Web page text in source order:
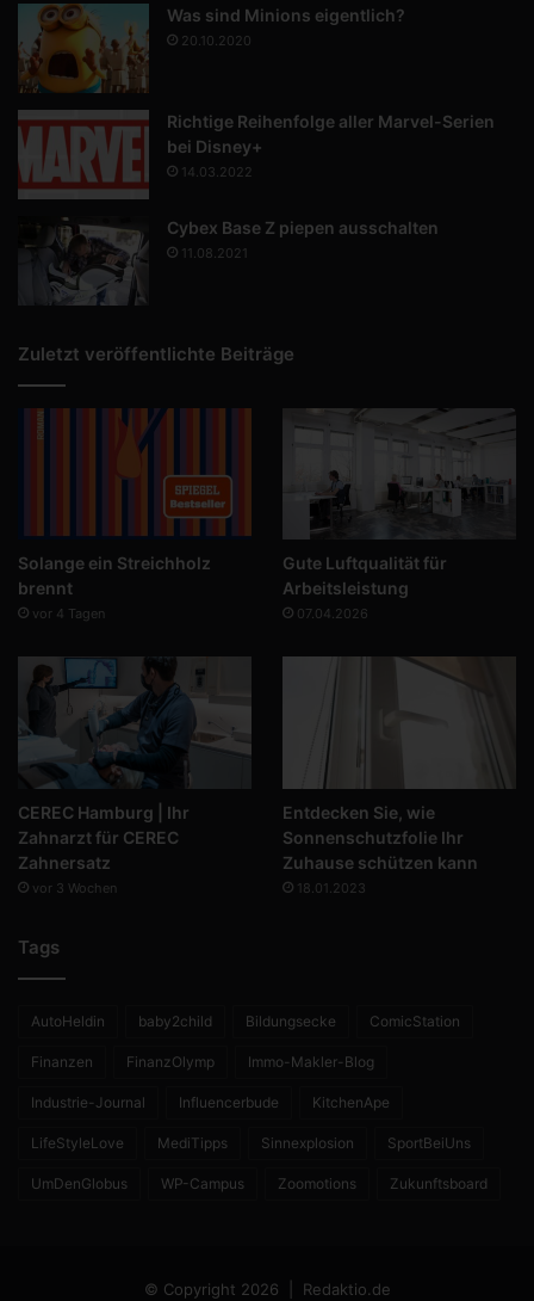
Was sind Minions eigentlich?
20.10.2020
Richtige Reihenfolge aller Marvel-Serien
bei Disney+
14.03.2022
Cybex Base Z piepen ausschalten
11.08.2021
Zuletzt veröffentlichte Beiträge
Solange ein Streichholz
brennt
vor 4 Tagen
Gute Luftqualität für
Arbeitsleistung
07.04.2026
CEREC Hamburg | Ihr
Zahnarzt für CEREC
Zahnersatz
vor 3 Wochen
Entdecken Sie, wie
Sonnenschutzfolie Ihr
Zuhause schützen kann
18.01.2023
Tags
AutoHeldin baby2child Bildungsecke ComicStation
Finanzen FinanzOlymp Immo-Makler-Blog
Industrie-Journal Influencerbude KitchenApe
LifeStyleLove MediTipps Sinnexplosion SportBeiUns
UmDenGlobus WP-Campus Zoomotions Zukunftsboard
© Copyright 2026 | Redaktio.de